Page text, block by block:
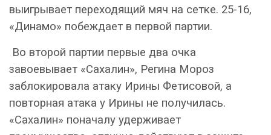
выигрывает переходящий мяч на сетке. 25-16,
«Динамо» побеждает в первой партии.
Во второй партии первые два очка
завоевывает «Сахалин», Регина Мороз
заблокировала атаку Ирины Фетисовой, а
повторная атака у Ирины не получилась.
«Сахалин» поначалу удерживает